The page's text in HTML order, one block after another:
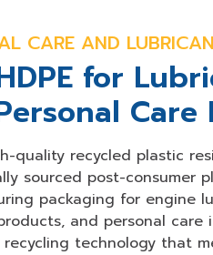
CARE AND
for
Care
quality recycled plastic
sourced post-consumer
packaging for engine
and personal care
technology that